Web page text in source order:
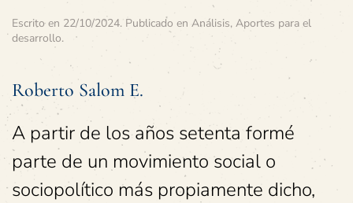
Escrito en 22/10/2024. Publicado en Análisis, Aportes para el
desarrollo.
Roberto Salom E.
A partir de los años setenta formé
parte de un movimiento social o
sociopolítico más propiamente dicho,